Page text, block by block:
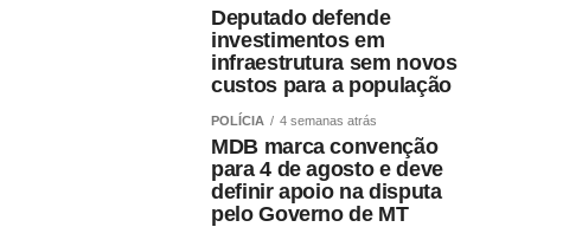
Deputado defende
investimentos em
infraestrutura sem novos
custos para a população
POLÍCIA 4 semanas atrás
MDB marca convenção
para 4 de agosto e deve
definir apoio na disputa
pelo Governo de MT